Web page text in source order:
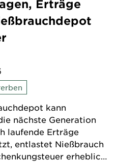
Erträge
kann
nächste Generation
laufende Erträge
entlastet Nießbrauch
erheblich.